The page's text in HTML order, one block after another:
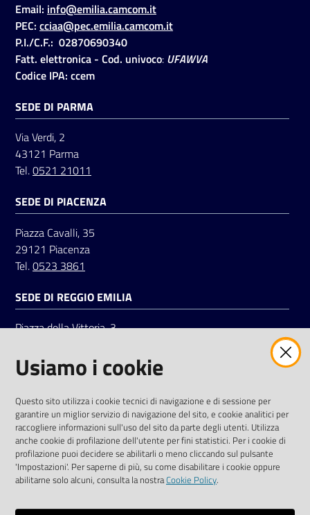
Email: info@emilia.camcom.it
PEC: cciaa@pec.emilia.camcom.it
P.I./C.F.: 02870690340
Fatt. elettronica - Cod. univoco: UFAWVA
Codice IPA: ccem
SEDE DI PARMA
Via Verdi, 2
43121 Parma
Tel.0521 21011
SEDE DI PIACENZA
Piazza Cavalli, 35
29121 Piacenza
Tel.0523 3861
SEDE DI REGGIO EMILIA
Piazza della Vittoria, 3
Tel.0522 7961
LinkedinFacebookInstagram
Usiamo i cookie
Questo sito utilizza i cookie tecnici di navigazione e di sessione per
garantire un miglior servizio di navigazione del sito, e cookie analitici per
raccogliere informazioni sull'uso del sito da parte degli utenti. Utilizza
anche cookie di profilazione dell'utente per fini statistici. Per i cookie di
profilazione puoi decidere se abilitarli o meno cliccando sul pulsante
'Impostazioni'. Per saperne di più, su come disabilitare i cookie oppure
abilitarne solo alcuni, consulta la nostraCookie Policy.